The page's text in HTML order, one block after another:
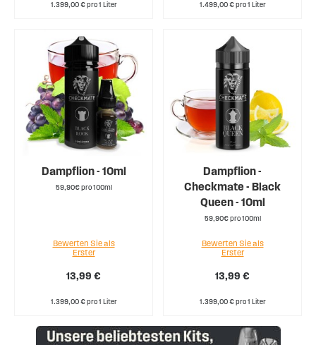
1.399,00 € pro 1 Liter 1.499,00 € pro 1 Liter
Dampflion - 10ml
59,90€ pro 100ml
13,99 €
Bewerten Sie als
Erster
1.399,00 € pro 1 Liter
Dampflion -
Checkmate - Black
Queen - 10ml
59,90€ pro 100ml
13,99 €
Bewerten Sie als
Erster
1.399,00 € pro 1 Liter